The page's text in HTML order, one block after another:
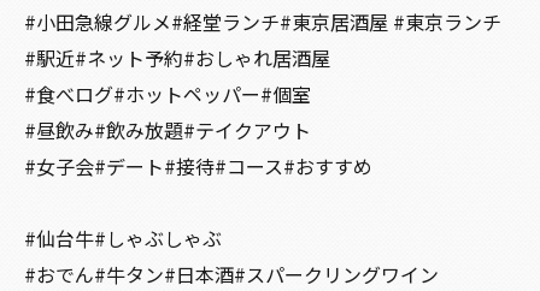
#小田急線グルメ#経堂ランチ#東京居酒屋 #東京ランチ
#駅近#ネット予約#おしゃれ居酒屋
#食べログ#ホットペッパー#個室
#昼飲み#飲み放題#テイクアウト
#女子会#デート#接待#コース#おすすめ
#仙台牛#しゃぶしゃぶ
#おでん#牛タン#日本酒#スパークリングワイン